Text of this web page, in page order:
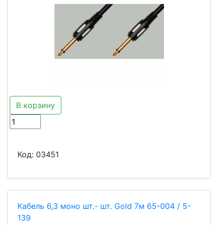
В корзину
Код: 03451
Кабель 6,3 моно шт.- шт. Gold 7м 65-004 / 5-
139